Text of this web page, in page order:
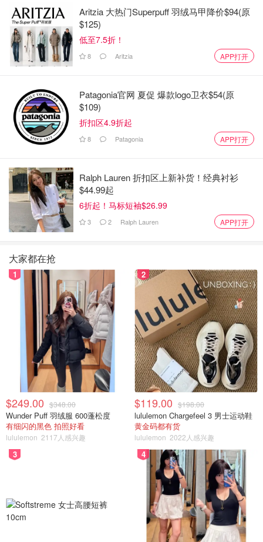
电话：(716) 877-7711
时间：周一至周五 早上8:30到下午7:30；周六早上9点
至下午3点
下$20。
5、The UPS Store #0767 - Amherst, NY
地址：3480 East Robinson Rd., Amherst, NY, 14228
电话：(716) 691-7264
时间：周一至周六 早上9点到下午5点
费用： 包裹 70磅以下$6， 150磅以下$15
6、The UPS Store #3671 - Cheektowaga, NY
地址：3843 Union Rd Ste 15, Cheektowaga, NY,
周一至周五 早上8:30到下午7:00；周六早上9点
至下午4点
包裹 70磅以下$10， 150磅以下$15
Aritzia 大热门Superpuff 羽绒马甲降价$94(原
$125)
低至7.5折！
8 Aritzia APP打开
Patagonia官网 夏促 爆款logo卫衣$54(原
$109)
折扣区4.9折起
8 Patagonia APP打开
Ralph Lauren 折扣区上新补货！经典衬衫
$44.99起
6折起！马标短袖$26.99
3 2 Ralph Lauren APP打开
大家都在抢
1
$249.00 $348.00
Wunder Puff 羽绒服 600蓬松度
有细闪的黑色 拍照好看
lululemon 2117人感兴趣
2
$119.00 $198.00
lululemon Chargefeel 3 男士运动鞋
黄金码都有货
lululemon 2022人感兴趣
3 4